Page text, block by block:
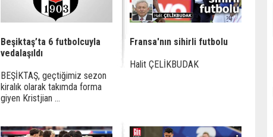
Beşiktaş’ta 6 futbolcuyla
vedalaşıldı
BEŞİKTAŞ, geçtiğimiz sezon
kiralık olarak takımda forma
giyen Kristjian ...
Fransa'nın sihirli futbolu
Halit ÇELİKBUDAK